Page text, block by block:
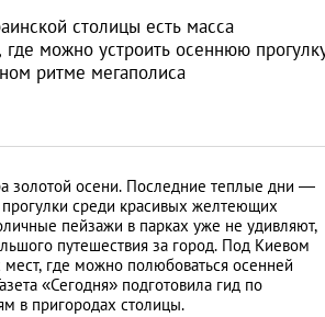
столицы есть масса
где можно устроить осеннюю
ритме мегаполиса
золотой осени. Последние теплые дни —
среди красивых желтеющих
пейзажи в парках уже не удивляют,
путешествия за город. Под Киевом
где можно полюбоваться осенней
«Сегодня» подготовила гид по
в пригородах столицы.